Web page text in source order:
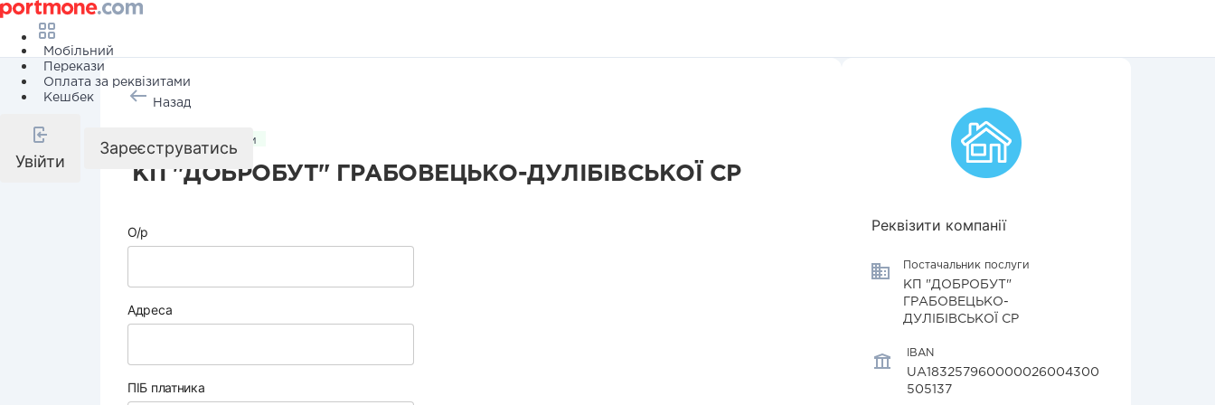
Мобільний
Перекази
Оплата за реквізитами
Кешбек
Увійти
Зареєструватись
Назад
Комунальні послуги
КП "ДОБРОБУТ" ГРАБОВЕЦЬКО-ДУЛІБІВСЬКОЇ СР
О/р
Адреса
ПІБ платника
Реквізити компанії
Постачальник послуги
КП "ДОБРОБУТ"
ГРАБОВЕЦЬКО-
ДУЛІБІВСЬКОЇ СР
IBAN
UA183257960000026004300
505137